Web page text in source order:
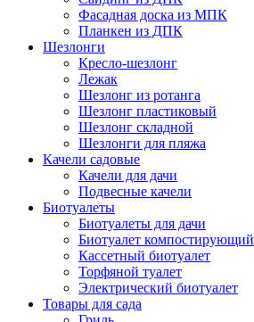
Фасадная доска из МПК
Планкен из ДПК
Шезлонги
Кресло-шезлонг
Лежак
Шезлонг из ротанга
Шезлонг пластиковый
Шезлонг складной
Шезлонги для пляжа
Качели садовые
Качели для дачи
Подвесные качели
Биотуалеты
Биотуалеты для дачи
Биотуалет компостирующий
Кассетный биотуалет
Торфяной туалет
Электрический биотуалет
Товары для сада